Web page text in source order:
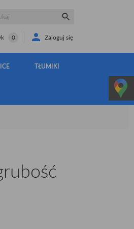

0  Zaloguj się
TŁUMIKI